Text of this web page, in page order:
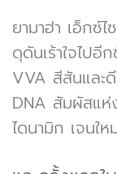
ยามาฮ่า เอ็กซ์
ดุดันเร้าใจไปอี
VVA สีสันและ
DNA สัมผัสแห่
ไดนามิก เจนใ